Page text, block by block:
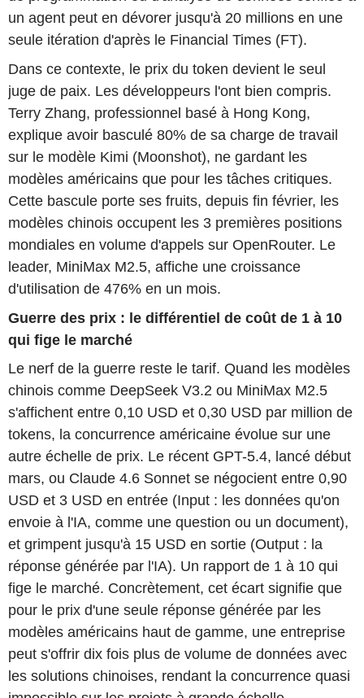
un agent peut en dévorer jusqu'à 20 millions en une
seule itération d'après le Financial Times (FT).
Dans ce contexte, le prix du token devient le seul
juge de paix. Les développeurs l'ont bien compris.
Terry Zhang, professionnel basé à Hong Kong,
explique avoir basculé 80% de sa charge de travail
sur le modèle Kimi (Moonshot), ne gardant les
modèles américains que pour les tâches critiques.
Cette bascule porte ses fruits, depuis fin février, les
modèles chinois occupent les 3 premières positions
mondiales en volume d'appels sur OpenRouter. Le
leader, MiniMax M2.5, affiche une croissance
d'utilisation de 476% en un mois.
Guerre des prix : le différentiel de coût de 1 à 10
qui fige le marché
Le nerf de la guerre reste le tarif. Quand les modèles
chinois comme DeepSeek V3.2 ou MiniMax M2.5
s'affichent entre 0,10 USD et 0,30 USD par million de
tokens, la concurrence américaine évolue sur une
autre échelle de prix. Le récent GPT-5.4, lancé début
mars, ou Claude 4.6 Sonnet se négocient entre 0,90
USD et 3 USD en entrée (Input : les données qu'on
envoie à l'IA, comme une question ou un document),
et grimpent jusqu'à 15 USD en sortie (Output : la
réponse générée par l'IA). Un rapport de 1 à 10 qui
fige le marché. Concrètement, cet écart signifie que
pour le prix d'une seule réponse générée par les
modèles américains haut de gamme, une entreprise
peut s'offrir dix fois plus de volume de données avec
les solutions chinoises, rendant la concurrence quasi